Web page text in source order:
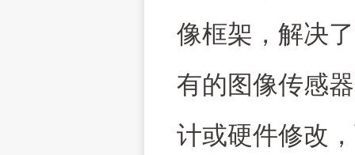
像框架，解决
有的图像传感
计或硬件修改